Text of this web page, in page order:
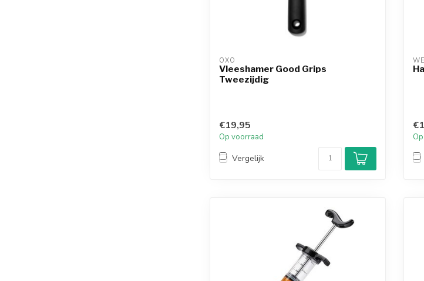
OXO
Vleeshamer Good Grips
Tweezijdig
€19,95
Op voorraad
Vergelijk